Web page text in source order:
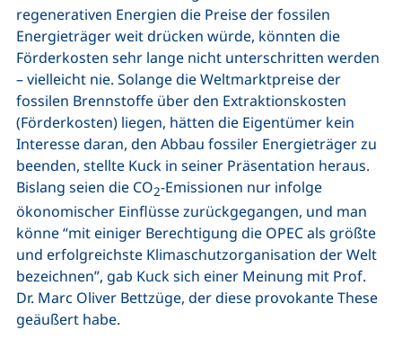
regenerativen Energien die Preise der fossilen
Energieträger weit drücken würde, könnten die
Förderkosten sehr lange nicht unterschritten werden
– vielleicht nie. Solange die Weltmarktpreise der
fossilen Brennstoffe über den Extraktionskosten
(Förderkosten) liegen, hätten die Eigentümer kein
Interesse daran, den Abbau fossiler Energieträger zu
beenden, stellte Kuck in seiner Präsentation heraus.
Bislang seien die CO2-Emissionen nur infolge
ökonomischer Einflüsse zurückgegangen, und man
könne “mit einiger Berechtigung die OPEC als größte
und erfolgreichste Klimaschutzorganisation der Welt
bezeichnen”, gab Kuck sich einer Meinung mit Prof.
Dr. Marc Oliver Bettzüge, der diese provokante These
geäußert habe.